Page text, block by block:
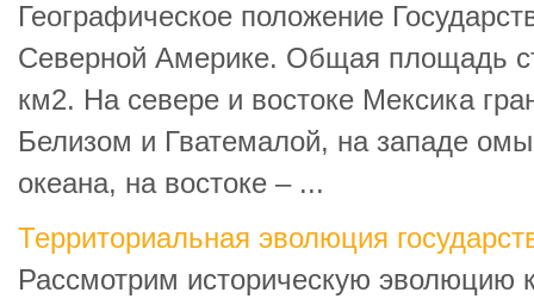
Географическое положение
Северной Америке. Общая площадь
км2. На севере и востоке Мексика
Белизом и Гватемалой, на западе
океана, на востоке – ...
Территориальная эволюция
Рассмотрим историческую эволюцию